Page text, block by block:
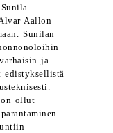
Aallon
Sunilan
ja
edistyksellistä
on ollut